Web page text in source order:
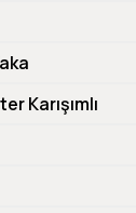
Karışımlı